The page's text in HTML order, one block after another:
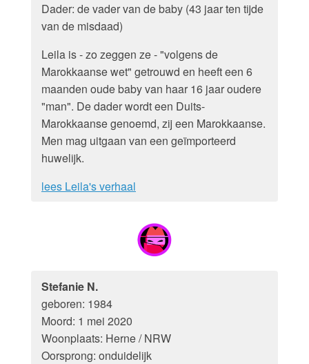
Dader: de vader van de baby (43 jaar ten tijde
van de misdaad)
Leila is - zo zeggen ze - "volgens de
Marokkaanse wet" getrouwd en heeft een 6
maanden oude baby van haar 16 jaar oudere
"man". De dader wordt een Duits-
Marokkaanse genoemd, zij een Marokkaanse.
Men mag uitgaan van een geïmporteerd
huwelijk.
lees Leila's verhaal
Stefanie N.
geboren: 1984
Moord: 1 mei 2020
Woonplaats: Herne / NRW
Oorsprong: onduidelijk